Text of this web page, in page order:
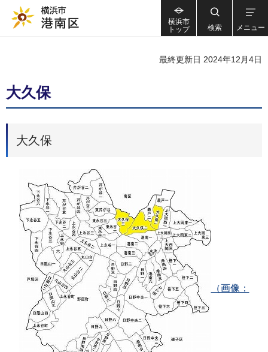
横浜市
トップ
検索 メニュー
最終更新日 2024年12月4日
大久保
大久保
（画像：